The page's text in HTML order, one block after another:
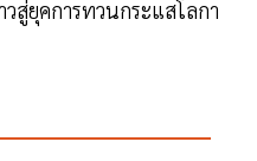
สู่ยุคการทวนกระแสโลกา